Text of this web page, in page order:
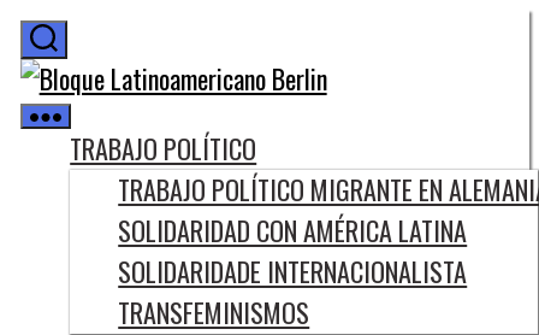
Saltar
al
contenido
Bloque
Latinoamericano
TRABAJO POLÍTICO
TRABAJO POLÍTICO MIGRANTE EN
SOLIDARIDAD CON AMÉRICA LATINA
SOLIDARIDADE INTERNACIONALISTA
TRANSFEMINISMOS